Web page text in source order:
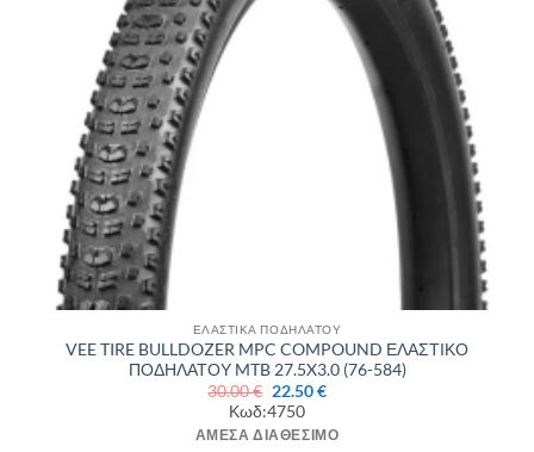
ΕΛΑΣΤΙΚΑ ΠΟΔΗΛΑΤΟΥ
VEE TIRE BULLDOZER MPC COMPOUND ΕΛΑΣΤΙΚΟ
ΠΟΔΗΛΑΤΟΥ MTB 27.5X3.0 (76-584)
30.00€ Original
price
was:
30.00 €.
22.50€Η
είναι:
Κωδ:4750
ΆΜΕΣΑ ΔΙΑΘΈΣΙΜΟ